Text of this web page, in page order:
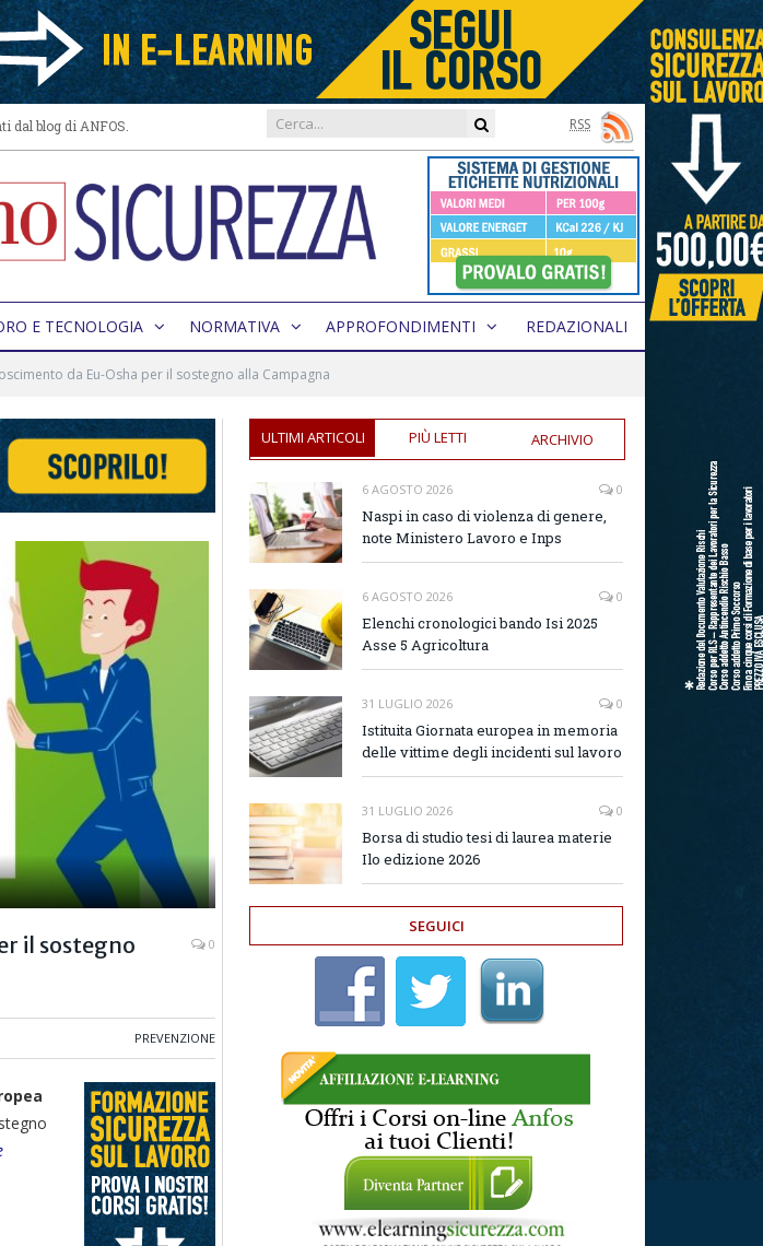
blog di ANFOS. RSS
E TECNOLOGIA NORMATIVA APPROFONDIMENTI REDAZIONALI
da Eu-Osha per il sostegno alla Campagna
il sostegno
0
PREVENZIONE
ULTIMI ARTICOLI PIÙ LETTI ARCHIVIO
6 AGOSTO 2026 0
Naspi in caso di violenza di genere,
note Ministero Lavoro e Inps
6 AGOSTO 2026 0
Elenchi cronologici bando Isi 2025
Asse 5 Agricoltura
31 LUGLIO 2026 0
Istituita Giornata europea in memoria
delle vittime degli incidenti sul lavoro
31 LUGLIO 2026 0
Borsa di studio tesi di laurea materie
Ilo edizione 2026
SEGUICI